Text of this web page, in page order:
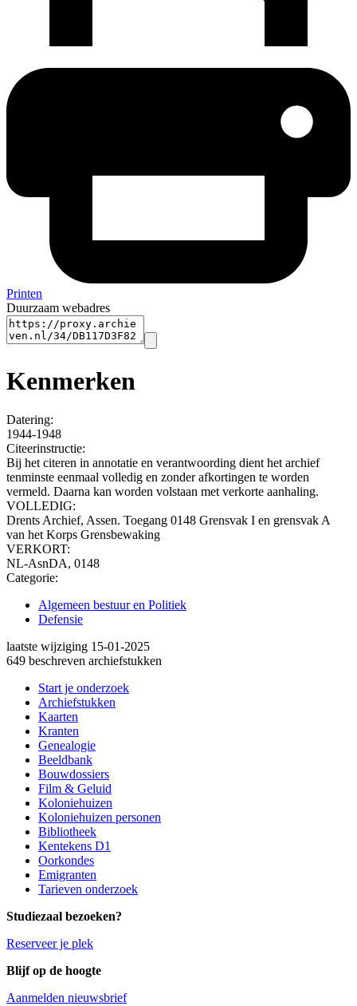
Printen
Duurzaam webadres
Kenmerken
Datering:
1944-1948
Citeerinstructie:
Bij het citeren in annotatie en verantwoording dient het archief
tenminste eenmaal volledig en zonder afkortingen te worden
vermeld. Daarna kan worden volstaan met verkorte aanhaling.
VOLLEDIG:
Drents Archief, Assen. Toegang 0148 Grensvak I en grensvak A
van het Korps Grensbewaking
VERKORT:
NL-AsnDA, 0148
Categorie:
Algemeen bestuur en Politiek
Defensie
laatste wijziging 15-01-2025
649 beschreven archiefstukken
Start je onderzoek
Archiefstukken
Kaarten
Kranten
Genealogie
Beeldbank
Bouwdossiers
Film & Geluid
Koloniehuizen
Koloniehuizen personen
Bibliotheek
Kentekens D1
Oorkondes
Emigranten
Tarieven onderzoek
Studiezaal bezoeken?
Reserveer je plek
Blijf op de hoogte
Aanmelden nieuwsbrief